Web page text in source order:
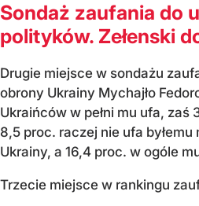
Sondaż zaufania do
polityków. Zełenski
Drugie miejsce w sondażu
obrony Ukrainy Mychajło
Ukraińców w pełni mu ufa, zaś
8,5 proc. raczej nie ufa
Ukrainy, a 16,4 proc. w ogóle
Trzecie miejsce w rankingu